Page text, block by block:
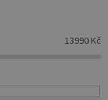
13990 Kč